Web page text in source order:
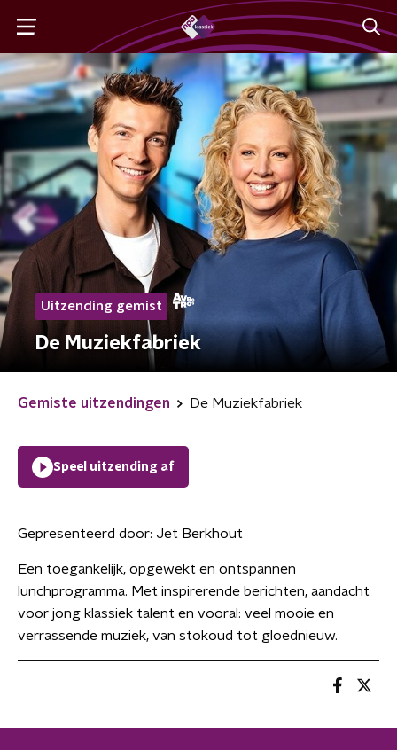
Uitzending gemist
De Muziekfabriek
Gemiste uitzendingen De Muziekfabriek
Speel uitzending af
Gepresenteerd door: Jet Berkhout
Een toegankelijk, opgewekt en ontspannen
lunchprogramma. Met inspirerende berichten, aandacht
voor jong klassiek talent en vooral: veel mooie en
verrassende muziek, van stokoud tot gloednieuw.